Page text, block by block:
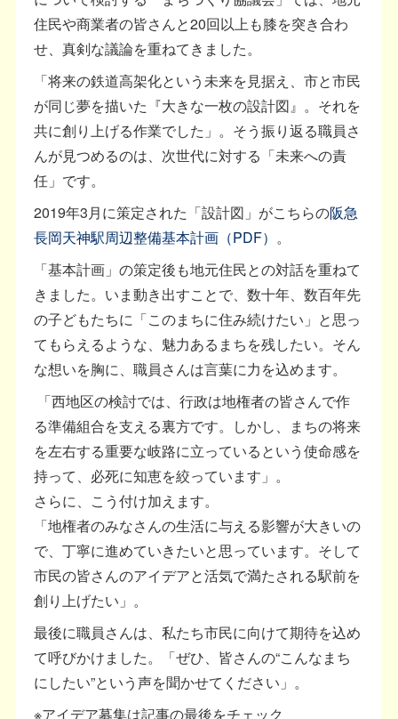
住民や商業者の皆さんと20回以上も膝を突き合わ
せ、真剣な議論を重ねてきました。
「将来の鉄道高架化という未来を見据え、市と市民
が同じ夢を描いた『大きな一枚の設計図』。それを
共に創り上げる作業でした」。そう振り返る職員さ
んが見つめるのは、次世代に対する「未来への責
任」です。
2019年3月に策定された「設計図」がこちらの阪急
長岡天神駅周辺整備基本計画（PDF） 。
「基本計画」の策定後も地元住民との対話を重ねて
きました。いま動き出すことで、数十年、数百年先
の子どもたちに「このまちに住み続けたい」と思っ
てもらえるような、魅力あるまちを残したい。そん
な想いを胸に、職員さんは言葉に力を込めます。
「西地区の検討では、行政は地権者の皆さんで作
る準備組合を支える裏方です。しかし、まちの将来
を左右する重要な岐路に立っているという使命感を
持って、必死に知恵を絞っています」。
さらに、こう付け加えます。
「地権者のみなさんの生活に与える影響が大きいの
で、丁寧に進めていきたいと思っています。そして
市民の皆さんのアイデアと活気で満たされる駅前を
創り上げたい」。
最後に職員さんは、私たち市民に向けて期待を込め
て呼びかけました。「ぜひ、皆さんの“こんなまち
にしたい”という声を聞かせてください」。
※アイデア募集は記事の最後をチェック